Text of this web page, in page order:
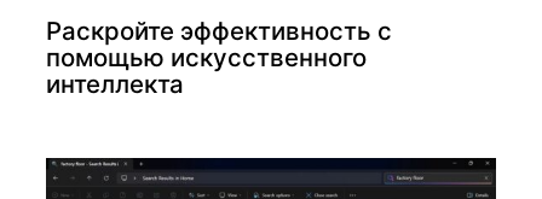
Раскройте эффективность с
помощью искусственного
интеллекта